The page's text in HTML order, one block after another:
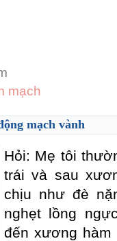
mạch
mạch vành
Hỏi: Mẹ tôi
trái và sau
chịu như đè
nghẹt lồng
đến xương